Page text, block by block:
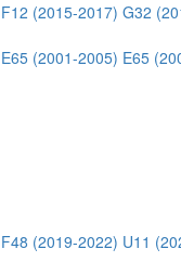
F12 (2015-2017) G32
E65 (2001-2005) E65
F48 (2019-2022) U11